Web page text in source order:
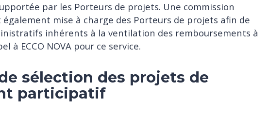
par les Porteurs de projets. Une commission
mise à charge des Porteurs de projets afin de
inhérents à la ventilation des remboursements à
à ECCO NOVA pour ce service.
sélection des projets de
participatif